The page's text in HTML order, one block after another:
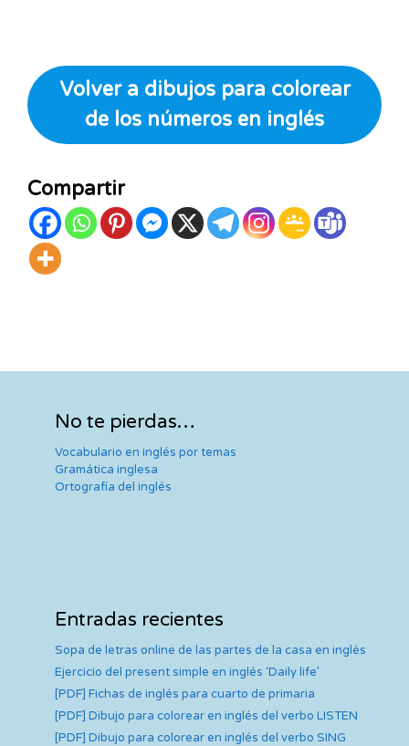
Volver a dibujos para colorear
de los números en inglés
Compartir
No te pierdas…
Vocabulario en inglés por temas
Gramática inglesa
Ortografía del inglés
Entradas recientes
Sopa de letras online de las partes de la casa en inglés
Ejercicio del present simple en inglés ‘Daily life’
[PDF] Fichas de inglés para cuarto de primaria
[PDF] Dibujo para colorear en inglés del verbo LISTEN
[PDF] Dibujo para colorear en inglés del verbo SING